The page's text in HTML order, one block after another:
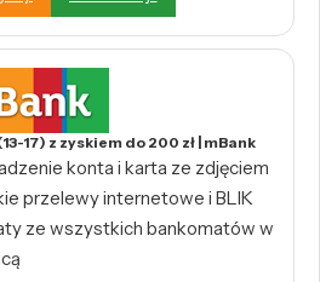
17) z zyskiem do 200 zł | mBank
konta i karta ze zdjęciem
przelewy internetowe i BLIK
ze wszystkich bankomatów w